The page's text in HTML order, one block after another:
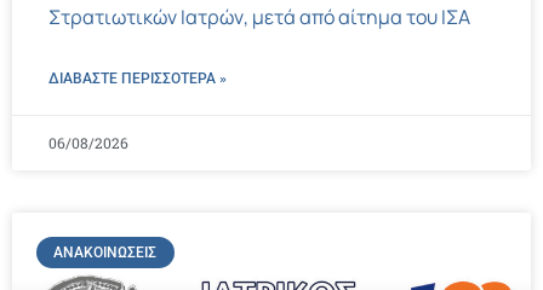
Στρατιωτικών Ιατρών, μετά από αίτημα του ΙΣΑ
ΔΙΑΒΑΣΤΕ ΠΕΡΙΣΣΌΤΕΡΑ »
06/08/2026
ΑΝΑΚΟΙΝΏΣΕΙΣ